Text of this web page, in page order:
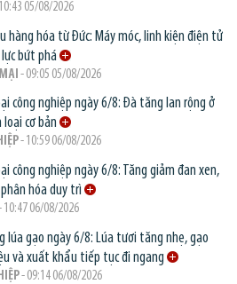
05/08/2026
hàng hóa từ Đức: Máy móc, linh kiện điện tử
bứt phá
- 09:05 05/08/2026
công nghiệp ngày 6/8: Đà tăng lan rộng ở
cơ bản
- 10:59 06/08/2026
công nghiệp ngày 6/8: Tăng giảm đan xen,
hóa duy trì
10:47 06/08/2026
lúa gạo ngày 6/8: Lúa tươi tăng nhẹ, gạo
và xuất khẩu tiếp tục đi ngang
- 09:14 06/08/2026